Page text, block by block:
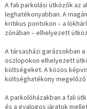
A fali parkolási ütközők az
leghatékonyabban. A
kritikus pontokon – a
zónában – elhelyezett
A társasházi garázsokban
oszlopokon elhelyezett
költségeket. A közös
költséghatékony
A parkolóházakban a fali